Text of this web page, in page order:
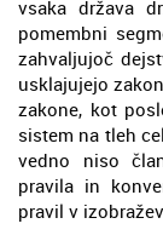
vsaka država
pomembni
zahvaljujoč
usklajujejo
zakone, kot
sistem na tleh
vedno niso
pravila in
pravil v